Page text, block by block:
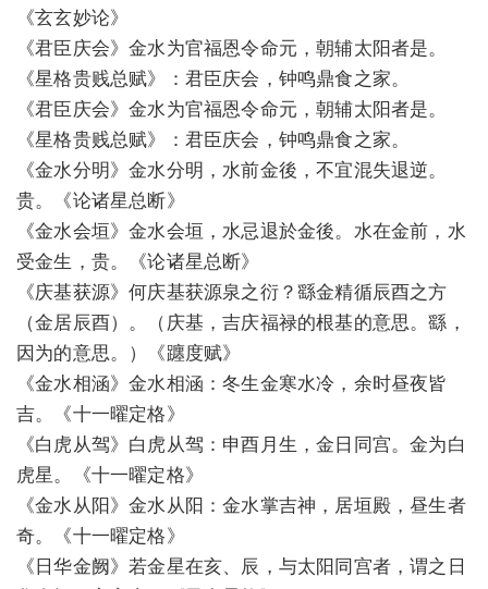
《玄玄妙论》
《君臣庆会》金水为官福恩令命元，朝辅太阳者是。
《星格贵贱总赋》：君臣庆会，钟鸣鼎食之家。
《君臣庆会》金水为官福恩令命元，朝辅太阳者是。
《星格贵贱总赋》：君臣庆会，钟鸣鼎食之家。
《金水分明》金水分明，水前金後，不宜混失退逆。
贵。《论诸星总断》
《金水会垣》金水会垣，水忌退於金後。水在金前，水
受金生，贵。《论诸星总断》
《庆基获源》何庆基获源泉之衍？繇金精循辰酉之方
（金居辰酉）。（庆基，吉庆福禄的根基的意思。繇，
因为的意思。）《躔度赋》
《金水相涵》金水相涵：冬生金寒水冷，余时昼夜皆
吉。《十一曜定格》
《白虎从驾》白虎从驾：申酉月生，金日同宫。金为白
虎星。《十一曜定格》
《金水从阳》金水从阳：金水掌吉神，居垣殿，昼生者
奇。《十一曜定格》
《日华金阙》若金星在亥、辰，与太阳同宫者，谓之日